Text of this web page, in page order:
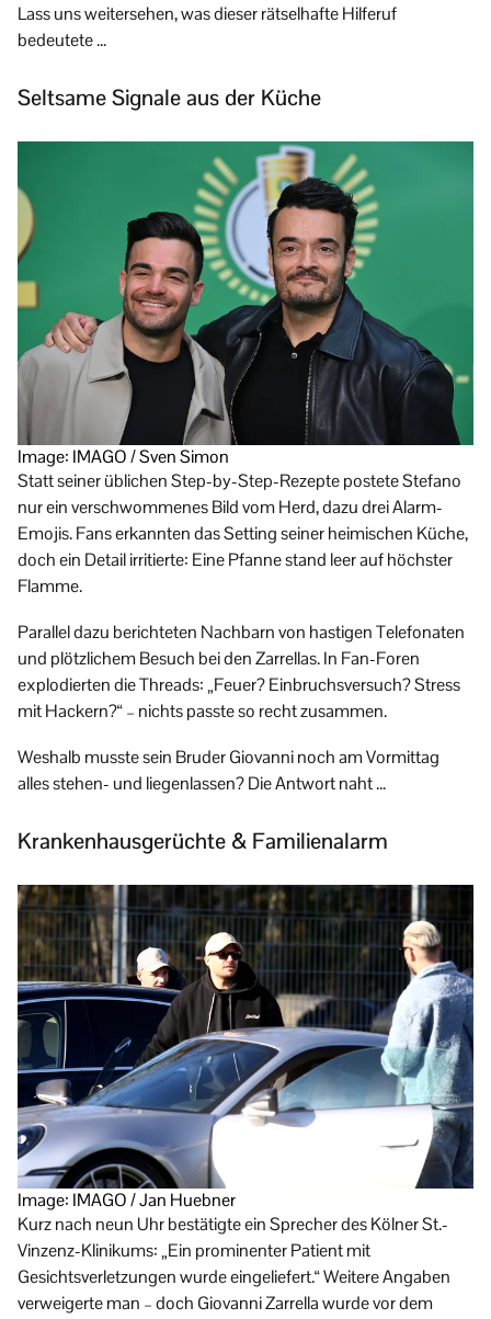
Lass uns weitersehen, was dieser rätselhafte Hilferuf
bedeutete …
Seltsame Signale aus der Küche
Image: IMAGO / Sven Simon
Statt seiner üblichen Step-by-Step-Rezepte postete Stefano
nur ein verschwommenes Bild vom Herd, dazu drei Alarm-
Emojis. Fans erkannten das Setting seiner heimischen Küche,
doch ein Detail irritierte: Eine Pfanne stand leer auf höchster
Flamme.
Parallel dazu berichteten Nachbarn von hastigen Telefonaten
und plötzlichem Besuch bei den Zarrellas. In Fan-Foren
explodierten die Threads: „Feuer? Einbruchsversuch? Stress
mit Hackern?“ – nichts passte so recht zusammen.
Weshalb musste sein Bruder Giovanni noch am Vormittag
alles stehen- und liegenlassen? Die Antwort naht …
Krankenhausgerüchte & Familienalarm
Image: IMAGO / Jan Huebner
Kurz nach neun Uhr bestätigte ein Sprecher des Kölner St.-
Vinzenz-Klinikums: „Ein prominenter Patient mit
Gesichtsverletzungen wurde eingeliefert.“ Weitere Angaben
verweigerte man – doch Giovanni Zarrella wurde vor dem